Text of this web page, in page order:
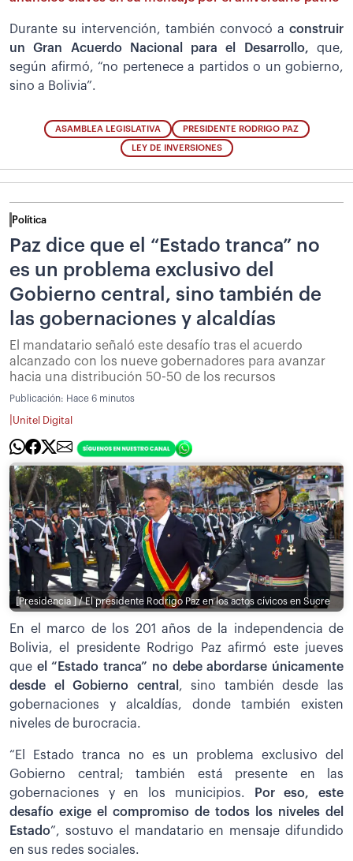
Durante su intervención, también convocó a construir
un Gran Acuerdo Nacional para el Desarrollo, que,
según afirmó, “no pertenece a partidos o un gobierno,
sino a Bolivia”.
ASAMBLEA LEGISLATIVA PRESIDENTE RODRIGO PAZ
LEY DE INVERSIONES
Política
Paz dice que el “Estado tranca” no
es un problema exclusivo del
Gobierno central, sino también de
las gobernaciones y alcaldías
El mandatario señaló este desafío tras el acuerdo
alcanzado con los nueve gobernadores para avanzar
hacia una distribución 50-50 de los recursos
Publicación: Hace 6 minutos
Unitel Digital
[Presidencia ] / El presidente Rodrigo Paz en los actos cívicos en Sucre
En el marco de los 201 años de la independencia de
Bolivia, el presidente Rodrigo Paz afirmó este jueves
que el “Estado tranca” no debe abordarse únicamente
desde el Gobierno central , sino también desde las
gobernaciones y alcaldías, donde también existen
niveles de burocracia.
“El Estado tranca no es un problema exclusivo del
Gobierno central; también está presente en las
gobernaciones y en los municipios.
Por eso, este
desafío exige el compromiso de todos los niveles del
Estado”, sostuvo el mandatario en mensaje difundido
en sus redes sociales.